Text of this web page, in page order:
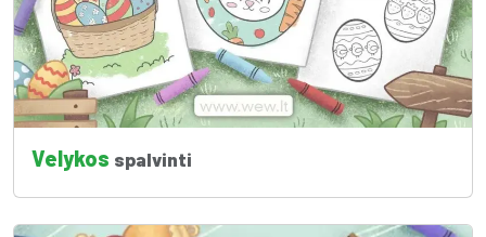
Velykos spalvinti